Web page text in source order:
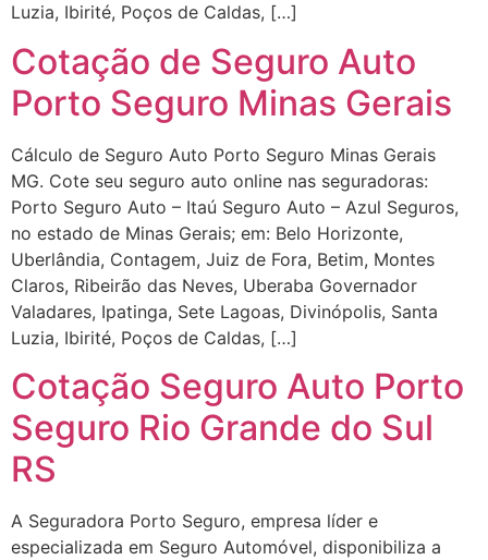
Luzia, Ibirité, Poços de Caldas, […]
Cotação de Seguro Auto
Porto Seguro Minas Gerais
Cálculo de Seguro Auto Porto Seguro Minas Gerais
MG. Cote seu seguro auto online nas seguradoras:
Porto Seguro Auto – Itaú Seguro Auto – Azul Seguros,
no estado de Minas Gerais; em: Belo Horizonte,
Uberlândia, Contagem, Juiz de Fora, Betim, Montes
Claros, Ribeirão das Neves, Uberaba Governador
Valadares, Ipatinga, Sete Lagoas, Divinópolis, Santa
Luzia, Ibirité, Poços de Caldas, […]
Cotação Seguro Auto Porto
Seguro Rio Grande do Sul
RS
A Seguradora Porto Seguro, empresa líder e
especializada em Seguro Automóvel, disponibiliza a